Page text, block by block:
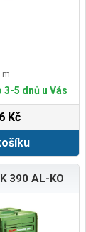
m
5 dnů u Vás
Kč
390 AL-KO